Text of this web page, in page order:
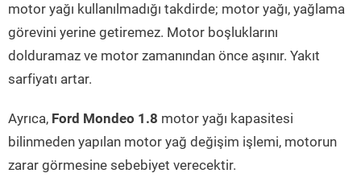
motor yağı kullanılmadığı takdirde; motor yağı, yağlama
görevini yerine getiremez. Motor boşluklarını
dolduramaz ve motor zamanından önce aşınır. Yakıt
sarfiyatı artar.
Ayrıca, Ford Mondeo 1.8 motor yağı kapasitesi
bilinmeden yapılan motor yağ değişim işlemi, motorun
zarar görmesine sebebiyet verecektir.